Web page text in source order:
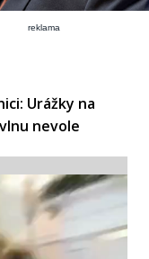
reklama
Urážky na
nevole